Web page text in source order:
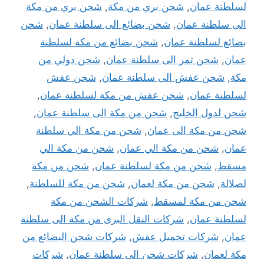
لسلطنة عمان, شحن بري من مكة, شحن بري من مكة
الى سلطنة عمان, شحن بضائع الى سلطنة عمان, شحن
بضائع لسلطنة عمان, شحن بضائع من مكة لسلطنة
عمان, شحن تمر الى سلطنة عمان, شحن دولي من
مكة, شحن عفش الى سلطنة عمان, شحن عفش
لسلطنة عمان, شحن عفش من مكة لسلطنة عمان,
شحن لدول الخليج, شحن من مكة الى سلطنة عمان,
شحن من مكة الى عمان, شحن من مكة الي سلطنة
عمان, شحن من مكة الي عمان, شحن من مكة الي
مسقط, شحن من مكة لسلطنة عمان, شحن من مكة
لصلالة, شحن من مكة لعمان, شحن من مكة للسلطنة,
شحن من مكة لمسقط, شركات الشحن من مكة
لسلطنة عمان, شركات النقل البرى من مكة الى سلطنة
عمان, شركات تحميل عفش, شركات شحن البضائع من
مكة لعمان, شركات شحن الى سلطنة عمان, شركات